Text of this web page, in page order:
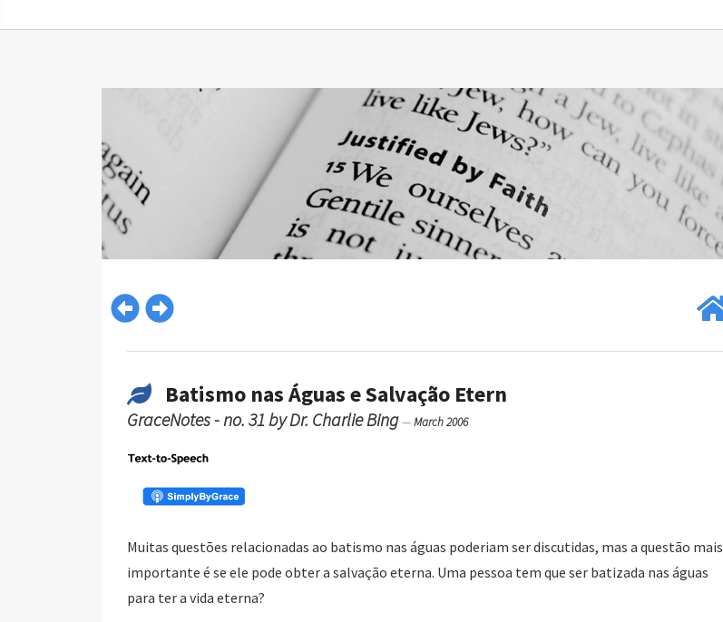
Batismo nas Águas e Salvação Etern
GraceNotes - no. 31 by Dr. Charlie Bing—March 2006
Muitas questões relacionadas ao batismo nas águas poderiam ser discutidas, mas a questão mais
importante é se ele pode obter a salvação eterna. Uma pessoa tem que ser batizada nas águas
para ter a vida eterna?